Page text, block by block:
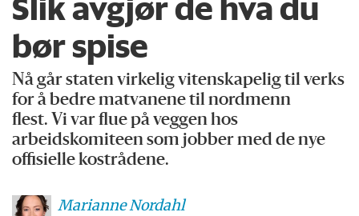
bør spise
Nå går staten virkelig vitenskapelig til verks
for å bedre matvanene til nordmenn
flest. Vi var flue på veggen hos
arbeidskomiteen som jobber med de nye
offisielle kostrådene.
MarianneNordahl